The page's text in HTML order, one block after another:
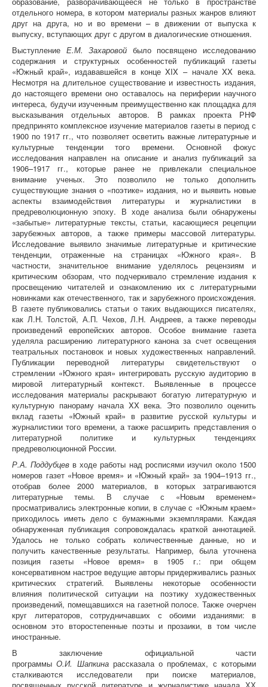
отдельного номера, в котором материалы разных жанров влияют
друг на друга, но и во времени – в движении от выпуска к
выпуску, вступающих друг с другом в диалогические отношения.
Выступление Е.М. Захаровой было посвящено исследованию
содержания и структурных особенностей публикаций газеты
«Южный край», издававшейся в конце XIX – начале XX века.
Несмотря на длительное существование и известность издания,
до настоящего времени оно оставалось на периферии научного
интереса, будучи изученным преимущественно как площадка для
высказывания отдельных авторов. В рамках проекта РНФ
предпринято комплексное изучение материалов газеты в период с
1900 по 1917 гг., что позволяет осветить важные литературные и
культурные тенденции того времени. Основной фокус
исследования направлен на описание и анализ публикаций за
1906–1917 гг., которые ранее не привлекали специальное
внимание ученых. Это позволило не только дополнить
существующие знания о «поэтике» издания, но и выявить новые
аспекты взаимодействия литературы и журналистики в
предреволюционную эпоху. В ходе анализа были обнаружены
«забытые» литературные тексты, статьи, касающиеся рецепции
зарубежных авторов, а также примеры массовой литературы.
Исследование выявило значимые литературные и критические
тенденции, отраженные на страницах «Южного края». В
частности, значительное внимание уделялось рецензиям и
критическим обзорам, что подчеркивало стремление издания к
просвещению читателей и ознакомлению их с литературными
новинками как отечественного, так и зарубежного происхождения.
В газете публиковались статьи о таких выдающихся писателях,
как Л.Н. Толстой, А.П. Чехов, Л.Н. Андреев, а также переводы
произведений европейских авторов. Особое внимание газета
уделяла расширению литературного канона за счет освещения
театральных постановок и новых художественных направлений.
Публикации переводной литературы свидетельствуют о
стремлении «Южного края» интегрировать русскую аудиторию в
мировой литературный контекст. Выявленные в процессе
исследования материалы раскрывают богатую литературную и
культурную панораму начала XX века. Это позволило оценить
вклад газеты «Южный край» в развитие русской культуры и
журналистики того времени, а также расширить представления о
литературной политике и культурных тенденциях
предреволюционной России.
Р.А. Поддубцев в ходе работы над росписями изучил около 1500
номеров газет «Новое время» и «Южный край» за 1904–1913 гг.,
отобрав более 2000 материалов, в которых затрагиваются
литературные темы. В случае с «Новым временем»
просматривались электронные копии, в случае с «Южным краем»
приходилось иметь дело с бумажными экземплярами. Каждая
обнаруженная публикация сопровождалась краткой аннотацией.
Удалось не только собрать количественные данные, но и
получить качественные результаты. Например, была уточнена
позиция газеты «Новое время» в 1905 г.: при общем
консервативном настрое ведущие авторы придерживались разных
критических стратегий. Выявлены некоторые особенности
влияния политической ситуации на поэтику художественных
произведений, помещавшихся на газетной полосе. Также очерчен
круг литераторов, сотрудничавших с обоими изданиями: в
основном это второстепенные поэты и прозаики, в том числе
иностранные.
В заключение официальной части
программыО.И. Шапкина рассказала о проблемах, с которыми
сталкиваются исследователи при поиске материалов,